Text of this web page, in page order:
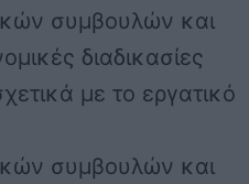
συμβουλών και
διαδικασίες
με το εργατικό
συμβουλών και